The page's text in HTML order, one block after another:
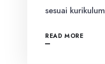
sesuai kurikulum
READ MORE